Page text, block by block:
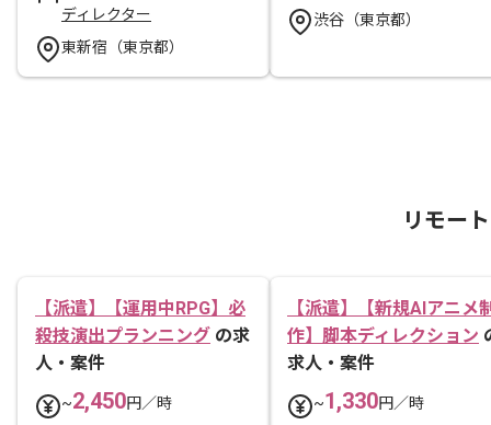
ディレクター
東新宿（東京都）
渋谷（東京都）
リモー
【派遣】【運用中RPG】必
殺技演出プランニング の求
人・案件
~2,450円／時
【派遣】【新規AIアニメ
作】脚本ディレクション
求人・案件
~1,330円／時